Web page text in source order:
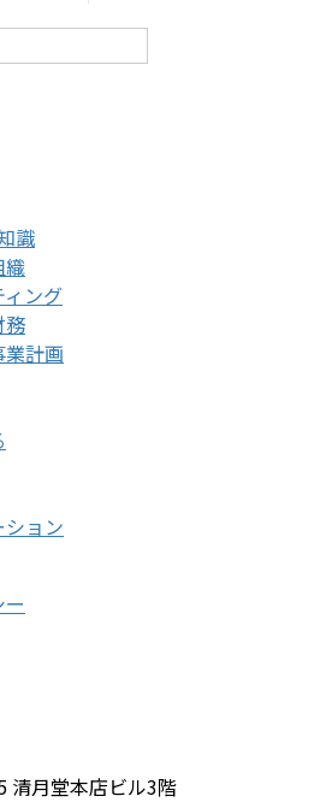
識
織
ング
務
計画
ョン
清月堂本店ビル3階